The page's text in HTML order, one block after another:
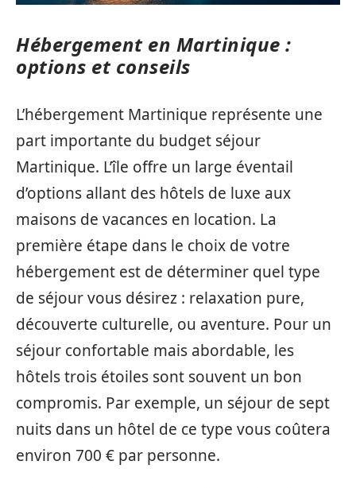
Hébergement en Martinique :
options et conseils
L’hébergement Martinique représente une
part importante du budget séjour
Martinique. L’île offre un large éventail
d’options allant des hôtels de luxe aux
maisons de vacances en location. La
première étape dans le choix de votre
hébergement est de déterminer quel type
de séjour vous désirez : relaxation pure,
découverte culturelle, ou aventure. Pour un
séjour confortable mais abordable, les
hôtels trois étoiles sont souvent un bon
compromis. Par exemple, un séjour de sept
nuits dans un hôtel de ce type vous coûtera
environ 700 € par personne.